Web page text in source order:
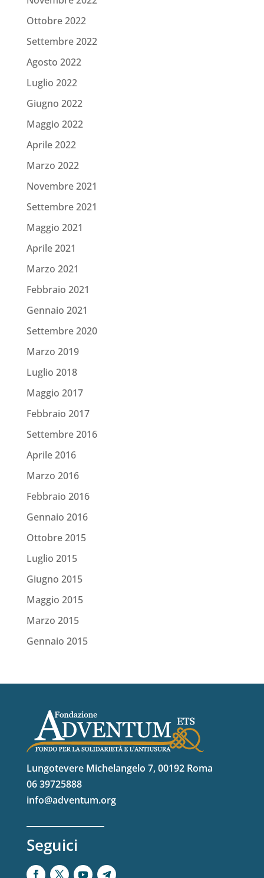
Ottobre 2022
Settembre 2022
Agosto 2022
Luglio 2022
Giugno 2022
Maggio 2022
Aprile 2022
Marzo 2022
Novembre 2021
Settembre 2021
Maggio 2021
Aprile 2021
Marzo 2021
Febbraio 2021
Gennaio 2021
Settembre 2020
Marzo 2019
Luglio 2018
Maggio 2017
Febbraio 2017
Settembre 2016
Aprile 2016
Marzo 2016
Febbraio 2016
Gennaio 2016
Ottobre 2015
Luglio 2015
Giugno 2015
Maggio 2015
Marzo 2015
Gennaio 2015
Lungotevere Michelangelo 7, 00192 Roma
06 39725888
info@adventum.org
Seguici